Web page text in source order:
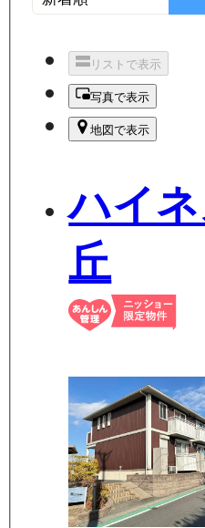
リストで表示
写真で表示
地図で表示
ハイ
丘